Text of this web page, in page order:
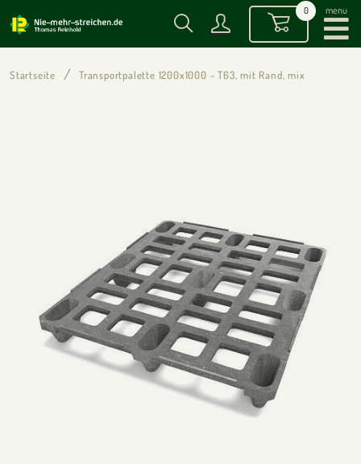
0 menu
Startseite Transportpalette 1200x1000 - T63, mit Rand, mix